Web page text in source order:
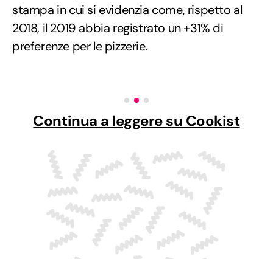
stampa in cui si evidenzia come, rispetto al
2018, il 2019 abbia registrato un +31% di
preferenze per le pizzerie.
Continua a leggere su Cookist